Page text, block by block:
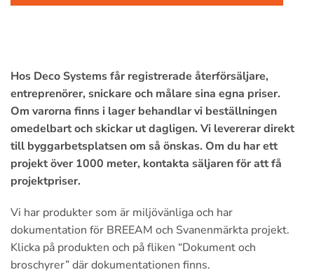
Hos Deco Systems får registrerade återförsäljare,
entreprenörer, snickare och målare sina egna priser.
Om varorna finns i lager behandlar vi beställningen
omedelbart och skickar ut dagligen. Vi levererar direkt
till byggarbetsplatsen om så önskas. Om du har ett
projekt över 1000 meter, kontakta säljaren för att få
projektpriser.
Vi har produkter som är miljövänliga och har
dokumentation för BREEAM och Svanenmärkta projekt.
Klicka på produkten och på fliken “Dokument och
broschyrer” där dokumentationen finns.